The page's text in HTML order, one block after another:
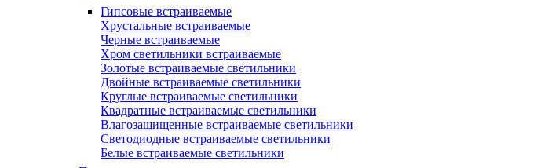
Гипсовые встраиваемые
Хрустальные встраиваемые
Черные встраиваемые
Хром светильники встраиваемые
Золотые встраиваемые светильники
Двойные встраиваемые светильники
Круглые встраиваемые светильники
Квадратные встраиваемые светильники
Влагозащищенные встраиваемые светильники
Светодиодные встраиваемые светильники
Белые встраиваемые светильники